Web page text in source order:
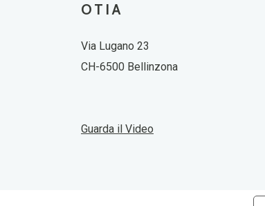
OTIA
Via Lugano 23
CH-6500 Bellinzona
Guarda il Video